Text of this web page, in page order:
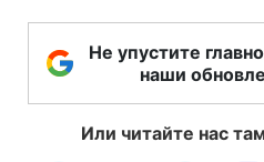
Не упустите
наши
Или читайте нас